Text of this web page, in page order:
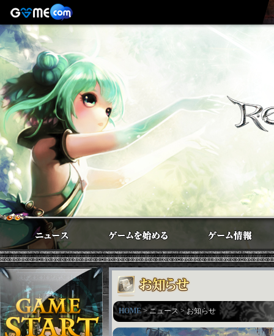
HOME> ニュース > お知らせ